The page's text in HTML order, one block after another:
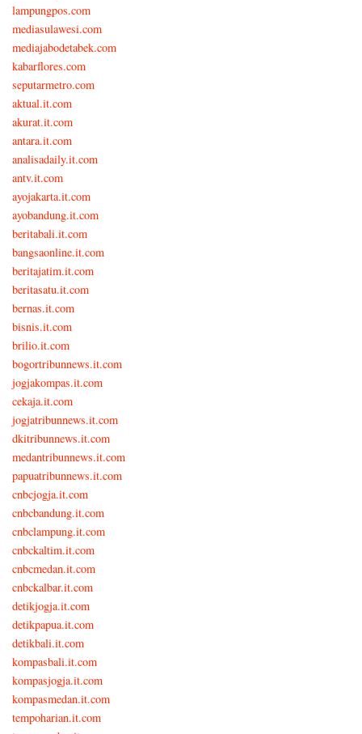
lampungpos.com
mediasulawesi.com
mediajabodetabek.com
kabarflores.com
seputarmetro.com
aktual.it.com
akurat.it.com
antara.it.com
analisadaily.it.com
antv.it.com
ayojakarta.it.com
ayobandung.it.com
beritabali.it.com
bangsaonline.it.com
beritajatim.it.com
beritasatu.it.com
bernas.it.com
bisnis.it.com
brilio.it.com
bogortribunnews.it.com
jogjakompas.it.com
cekaja.it.com
jogjatribunnews.it.com
dkitribunnews.it.com
medantribunnews.it.com
papuatribunnews.it.com
cnbcjogja.it.com
cnbcbandung.it.com
cnbclampung.it.com
cnbckaltim.it.com
cnbcmedan.it.com
cnbckalbar.it.com
detikjogja.it.com
detikpapua.it.com
detikbali.it.com
kompasbali.it.com
kompasjogja.it.com
kompasmedan.it.com
tempoharian.it.com